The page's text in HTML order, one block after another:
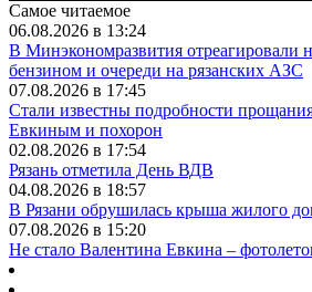
Самое читаемое
06.08.2026 в 13:24
В Минэкономразвития отреагировали
бензином и очереди на рязанских АЗС
07.08.2026 в 17:45
Стали известны подробности
Евкиным и похорон
02.08.2026 в 17:54
Рязань отметила День ВДВ
04.08.2026 в 18:57
В Рязани обрушилась крыша жилого
07.08.2026 в 15:20
Не стало Валентина Евкина –